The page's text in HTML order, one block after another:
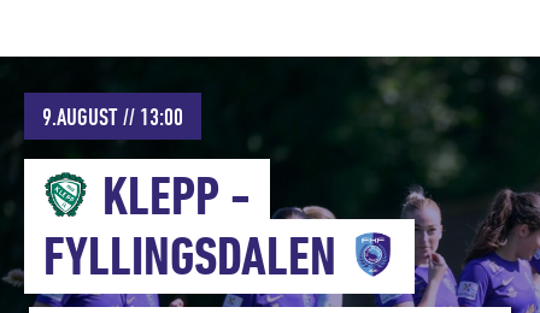
9.AUGUST // 13:00
KLEPP-
FYLLINGSDALEN